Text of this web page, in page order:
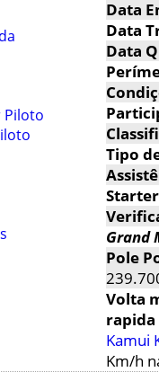
Piloto
Data
Data
Data
Tipo
Grand
Pole
Volta
rapida
Kamui
Km/h